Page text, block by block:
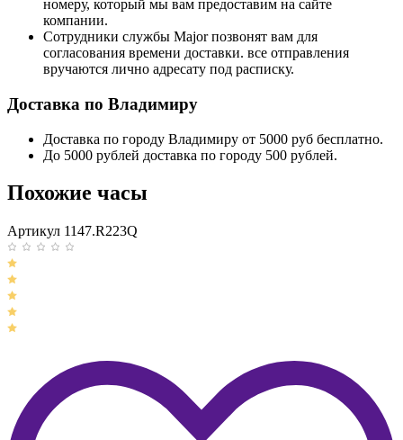
номеру, который мы вам предоставим на сайте
компании.
Сотрудники службы Major позвонят вам для
согласования времени доставки. все отправления
вручаются лично адресату под расписку.
Доставка по Владимиру
Доставка по городу Владимиру от 5000 руб бесплатно.
До 5000 рублей доставка по городу 500 рублей.
Похожие часы
Артикул 1147.R223Q